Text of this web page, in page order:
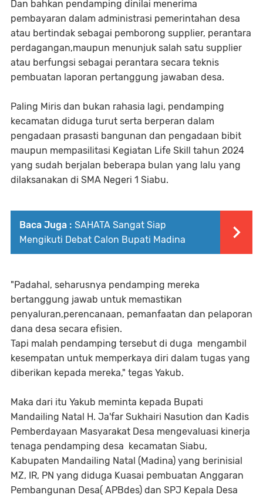
Dan bahkan pendamping dinilai menerima
pembayaran dalam administrasi pemerintahan desa
atau bertindak sebagai pemborong supplier, perantara
perdagangan,maupun menunjuk salah satu supplier
atau berfungsi sebagai perantara secara teknis
pembuatan laporan pertanggung jawaban desa.
Paling Miris dan bukan rahasia lagi, pendamping
kecamatan diduga turut serta berperan dalam
pengadaan prasasti bangunan dan pengadaan bibit
maupun mempasilitasi Kegiatan Life Skill tahun 2024
yang sudah berjalan beberapa bulan yang lalu yang
dilaksanakan di SMA Negeri 1 Siabu.
Baca Juga : SAHATA Sangat Siap
Mengikuti Debat Calon Bupati Madina
"Padahal, seharusnya pendamping mereka
bertanggung jawab untuk memastikan
penyaluran,perencanaan, pemanfaatan dan pelaporan
dana desa secara efisien.
Tapi malah pendamping tersebut di duga mengambil
kesempatan untuk memperkaya diri dalam tugas yang
diberikan kepada mereka," tegas Yakub.
Maka dari itu Yakub meminta kepada Bupati
Mandailing Natal H. Ja'far Sukhairi Nasution dan Kadis
Pemberdayaan Masyarakat Desa mengevaluasi kinerja
tenaga pendamping desa kecamatan Siabu,
Kabupaten Mandailing Natal (Madina) yang berinisial
MZ, IR, PN yang diduga Kuasai pembuatan Anggaran
Pembangunan Desa( APBdes) dan SPJ Kepala Desa